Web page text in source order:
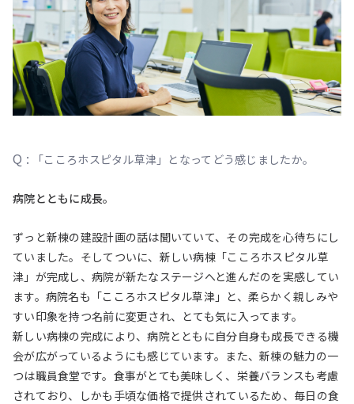
Q : 「こころホスピタル草津」となってどう感じましたか。
病院とともに成長。
ずっと新棟の建設計画の話は聞いていて、その完成を心待ちにし
ていました。そしてついに、新しい病棟「こころホスピタル草
津」が完成し、病院が新たなステージへと進んだのを実感してい
ます。病院名も「こころホスピタル草津」と、柔らかく親しみや
すい印象を持つ名前に変更され、とても気に入ってます。
新しい病棟の完成により、病院とともに自分自身も成長できる機
会が広がっているようにも感じています。また、新棟の魅力の一
つは職員食堂です。食事がとても美味しく、栄養バランスも考慮
されており、しかも手頃な価格で提供されているため、毎日の食